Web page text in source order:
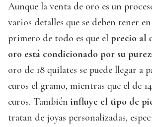
Aunque la venta de oro es un
varios detalles que se deben tener
primero de todo es que el precio al
oro está condicionado por su
oro de 18 quilates se puede llegar a
euros el gramo, mientras que el de
euros. También influye el tipo de
tratan de joyas personalizadas,